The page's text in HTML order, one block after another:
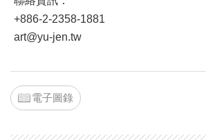
+886-2-2358-1881
art@yu-jen.tw
電子圖錄